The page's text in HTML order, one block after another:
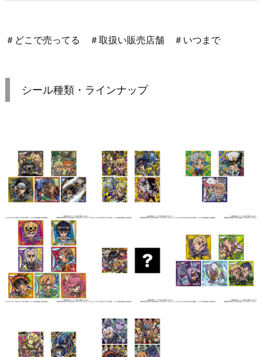
＃どこで売ってる ＃取扱い販売店舗 ＃いつまで
シール種類・ラインナップ